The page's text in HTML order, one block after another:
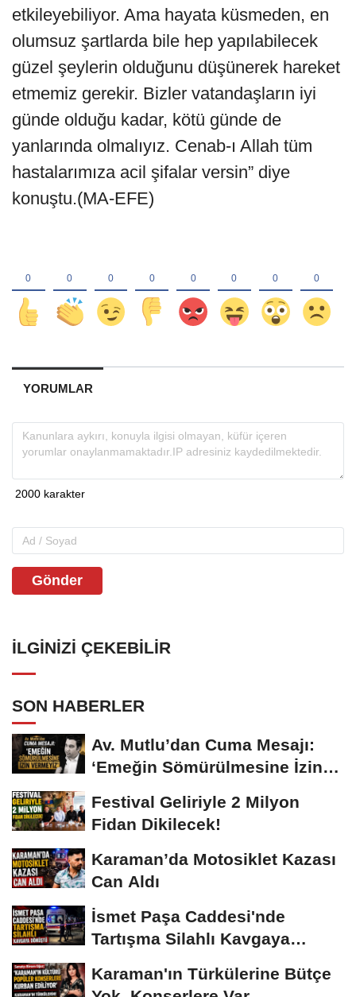
etkileyebiliyor. Ama hayata küsmeden, en
olumsuz şartlarda bile hep yapılabilecek
güzel şeylerin olduğunu düşünerek hareket
etmemiz gerekir. Bizler vatandaşların iyi
günde olduğu kadar, kötü günde de
yanlarında olmalıyız. Cenab-ı Allah tüm
hastalarımıza acil şifalar versin” diye
konuştu.(MA-EFE)
YORUMLAR
Gönder
İLGINIZI ÇEKEBILIR
SON HABERLER
Av. Mutlu’dan Cuma Mesajı:
‘Emeğin Sömürülmesine İzin
Festival Geliriyle 2 Milyon
Fidan Dikilecek!
Karaman’da Motosiklet Kazası
Can Aldı
İsmet Paşa Caddesi'nde
Tartışma Silahlı Kavgaya
Karaman'ın Türkülerine Bütçe